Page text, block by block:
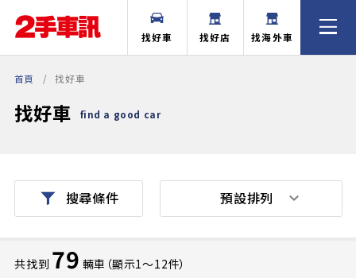
找好車 找好店 找海外車
首頁 找好車
找好車 find a good car
搜尋條件
共找到 79 輛車（顯示1〜12件）
預設排列